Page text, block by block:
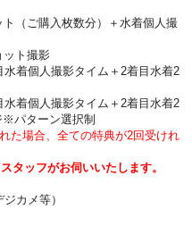
（ご購入枚数分）＋水着個人撮
ト撮影
着個人撮影タイム＋2着目水着2
着個人撮影タイム＋2着目水着2
※パターン選択制
た場合、全ての特典が2回受けれ
タッフがお伺いいたします。
カメ等）